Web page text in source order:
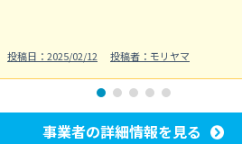
投稿日：2025/02/12 投稿者：モリヤマ
事業者の詳細情報を見る